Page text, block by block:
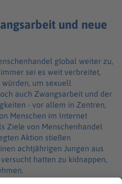
und neue
global weiter zu,
sei es weit verbreitet,
um sexuell
auch Zwangsarbeit und der
- vor allem in Zentren,
Menschen im Internet
Ziele von Menschenhandel
Aktion stießen
achtjährigen Jungen aus
hatten zu kidnappen,